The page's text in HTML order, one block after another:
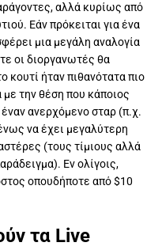
αλλά κυρίως από
Εάν πρόκειται για ένα
μια μεγάλη αναλογία
οι διοργανωτές θα
κουτί ήταν πιθανότατα πιο
με την θέση που κάποιος
ανερχόμενο σταρ (π.χ.
να έχει μεγαλύτερη
(τους τίμιους αλλά
Εν ολίγοις,
οπουδήποτε από $10
τα Live